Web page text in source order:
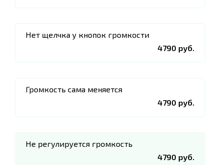
Нет щелчка у кнопок громкости
4790 руб.
Громкость сама меняется
4790 руб.
Не регулируется громкость
4790 руб.